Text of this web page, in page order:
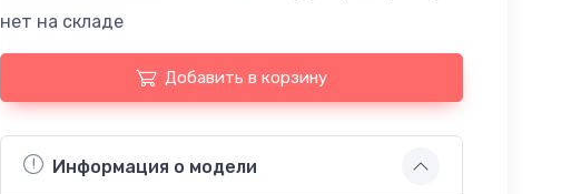
нет на складе
Добавить в корзину
Информация о модели